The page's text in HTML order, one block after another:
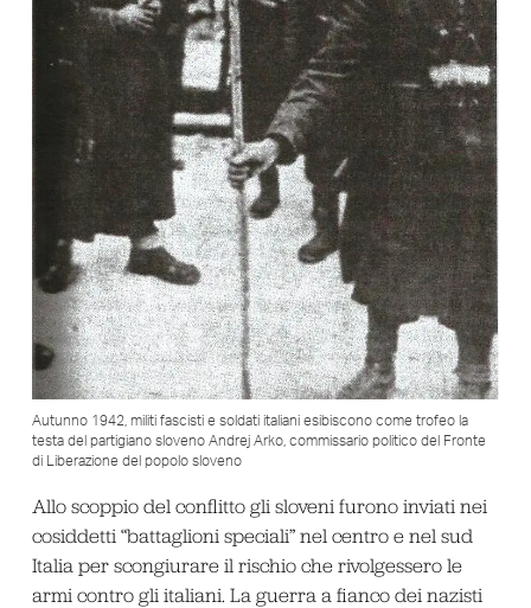
Autunno 1942, militi fascisti e soldati italiani esibiscono come trofeo la
testa del partigiano sloveno Andrej Arko, commissario politico del Fronte
di Liberazione del popolo sloveno
Allo scoppio del conflitto gli sloveni furono inviati nei
cosiddetti “battaglioni speciali” nel centro e nel sud
Italia per scongiurare il rischio che rivolgessero le
armi contro gli italiani. La guerra a fianco dei nazisti